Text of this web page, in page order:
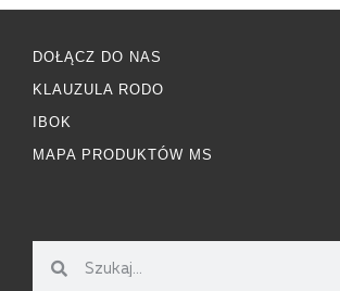
DOŁĄCZ DO NAS
KLAUZULA RODO
IBOK
MAPA PRODUKTÓW MS